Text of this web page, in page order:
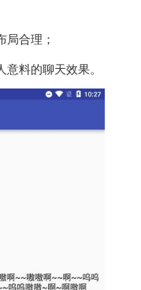
局合理；
料的聊天效果。